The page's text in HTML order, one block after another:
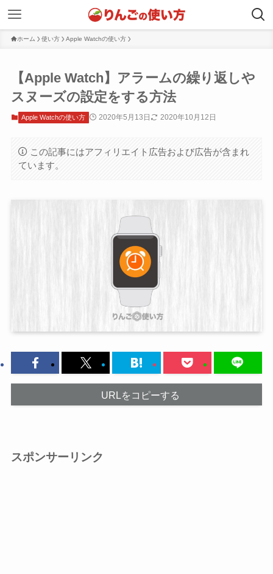
ホーム 使い方 Apple Watchの使い方
【Apple Watch】アラームの繰り返しや
スヌーズの設定をする方法
Apple Watchの使い方 2020年5月13日 2020年10月12日
この記事にはアフィリエイト広告および広告が含まれ
ています。
URLをコピーする
スポンサーリンク